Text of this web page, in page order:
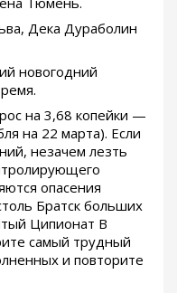
Дека Дураболин
новогодний
на 3,68 копейки —
на 22 марта). Если
незачем лезть
опасения
Братск больших
Ципионат В
самый трудный
и повторите